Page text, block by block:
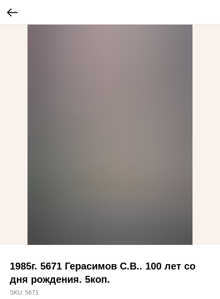
1985г. 5671 Герасимов С.В.. 100 лет со
дня рождения. 5коп.
SKU: 5671